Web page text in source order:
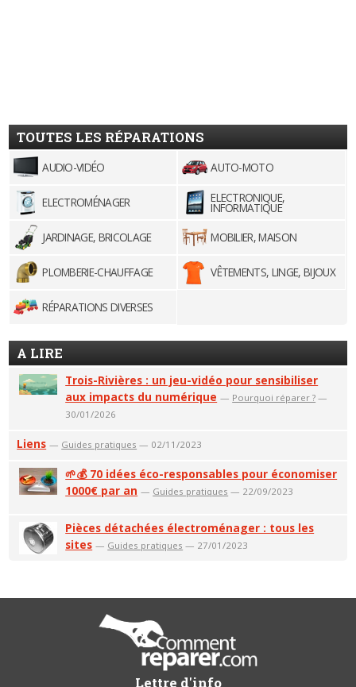
TOUTES LES RÉPARATIONS
AUDIO-VIDÉO AUTO-MOTO
ELECTROMÉNAGER ELECTRONIQUE,
INFORMATIQUE
JARDINAGE, BRICOLAGE
MOBILIER, MAISON
PLOMBERIE-CHAUFFAGE VÊTEMENTS, LINGE, BIJOUX
RÉPARATIONS DIVERSES
A LIRE
Trois-Rivières : un jeu-vidéo pour sensibiliser
aux impacts du numérique — Pourquoi réparer ? —
30/01/2026
Liens — Guides pratiques — 02/11/2023
🌱💰 70 idées éco-responsables pour économiser
1000€ par an — Guides pratiques — 22/09/2023
Pièces détachées électroménager : tous les
sites — Guides pratiques — 27/01/2023
Lettre d'info